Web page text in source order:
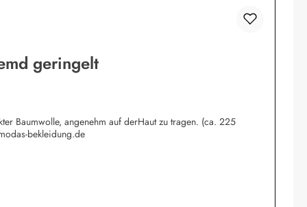
geringelt
Baumwolle, angenehm auf derHaut zu tragen. (ca. 225
bekleidung.de